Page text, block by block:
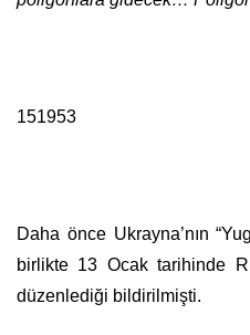
151953
Daha önce Ukrayna’nın
birlikte 13 Ocak tarihinde
düzenlediği bildirilmişti.